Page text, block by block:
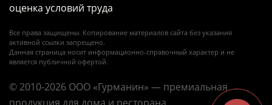
оценка условий труда
Все права защищены. Копирование материалов сайта без указания
активной ссылки запрещено.
Данная страница носит информационно-справочный характер и не
является публичной офертой.
© 2010-2026 ООО «Гурманин» — премиальная